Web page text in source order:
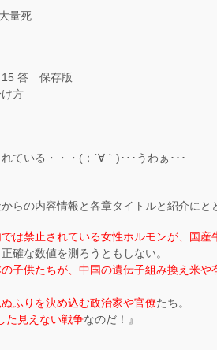
量死
15 答 保存版
方
ている・・・(；´∀｀)･･･うわぁ･･･
らの内容情報と各章タイトルと紹介にと
は禁止されている女性ホルモンが、国産
確な数値を測ろうともしない。
の子供たちが、中国の遺伝子組み換え米や
ぬふりを決め込む政治家や官僚たち。
た見えない戦争なのだ！』